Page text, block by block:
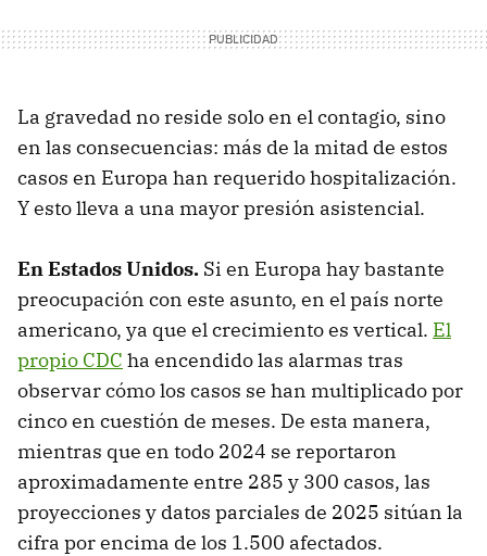
La gravedad no reside solo en el contagio, sino
en las consecuencias: más de la mitad de estos
casos en Europa han requerido hospitalización.
Y esto lleva a una mayor presión asistencial.
En Estados Unidos. Si en Europa hay bastante
preocupación con este asunto, en el país norte
americano, ya que el crecimiento es vertical. El
propio CDC ha encendido las alarmas tras
observar cómo los casos se han multiplicado por
cinco en cuestión de meses. De esta manera,
mientras que en todo 2024 se reportaron
aproximadamente entre 285 y 300 casos, las
proyecciones y datos parciales de 2025 sitúan la
cifra por encima de los 1.500 afectados.